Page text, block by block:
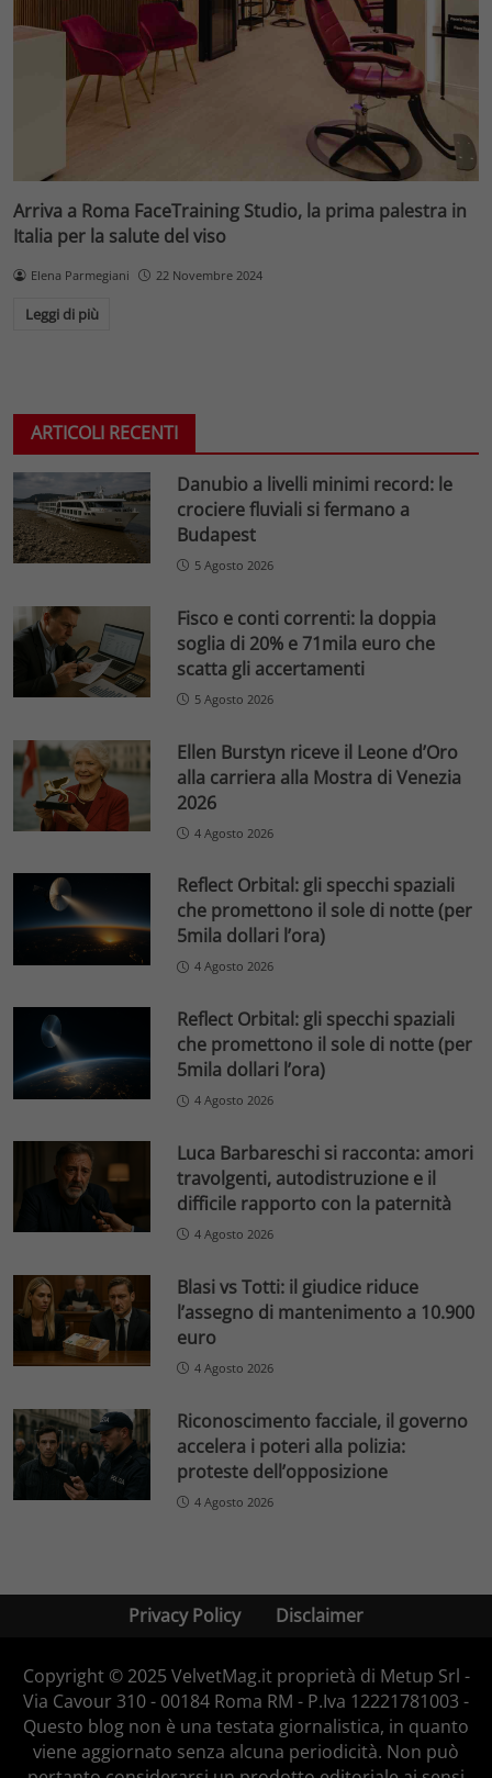
Arriva a Roma FaceTraining Studio, la prima palestra in
Italia per la salute del viso
Elena Parmegiani 22 Novembre 2024
Leggi di più
ARTICOLI RECENTI
Danubio a livelli minimi record: le
crociere fluviali si fermano a
Budapest
5 Agosto 2026
Fisco e conti correnti: la doppia
soglia di 20% e 71mila euro che
scatta gli accertamenti
5 Agosto 2026
Ellen Burstyn riceve il Leone d’Oro
alla carriera alla Mostra di Venezia
2026
4 Agosto 2026
Reflect Orbital: gli specchi spaziali
che promettono il sole di notte (per
5mila dollari l’ora)
4 Agosto 2026
Reflect Orbital: gli specchi spaziali
che promettono il sole di notte (per
5mila dollari l’ora)
4 Agosto 2026
Luca Barbareschi si racconta: amori
travolgenti, autodistruzione e il
difficile rapporto con la paternità
4 Agosto 2026
Blasi vs Totti: il giudice riduce
l’assegno di mantenimento a 10.900
euro
4 Agosto 2026
Riconoscimento facciale, il governo
accelera i poteri alla polizia:
proteste dell’opposizione
4 Agosto 2026
Privacy Policy Disclaimer
Copyright © 2025 VelvetMag.it proprietà di Metup Srl -
Via Cavour 310 - 00184 Roma RM - P.Iva 12221781003 -
Questo blog non è una testata giornalistica, in quanto
viene aggiornato senza alcuna periodicità. Non può